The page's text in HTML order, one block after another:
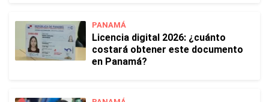
PANAMÁ
Licencia digital 2026: ¿cuánto
costará obtener este documento
en Panamá?